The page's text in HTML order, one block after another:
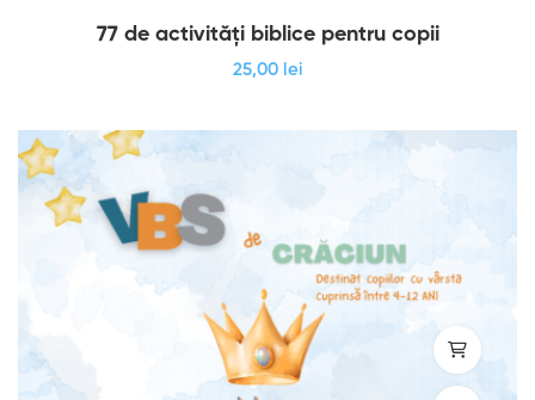
77 de activități biblice pentru copii
25,00 lei